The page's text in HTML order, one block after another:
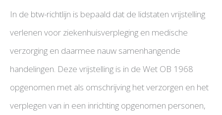
In de btw-richtlijn is bepaald dat de lidstaten vrijstelling
verlenen voor ziekenhuisverpleging en medische
verzorging en daarmee nauw samenhangende
handelingen. Deze vrijstelling is in de Wet OB 1968
opgenomen met als omschrijving het verzorgen en het
verplegen van in een inrichting opgenomen personen,